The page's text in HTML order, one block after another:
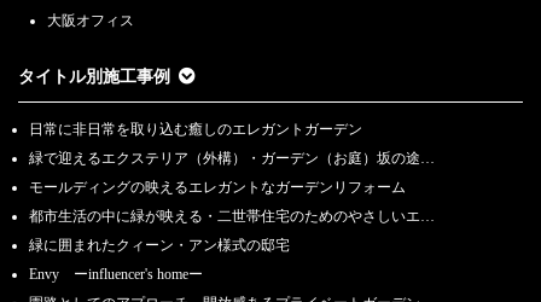
大阪オフィス
タイトル別施工事例
日常に非日常を取り込む癒しのエレガントガーデン
緑で迎えるエクステリア（外構）・ガーデン（お庭）坂の途…
モールディングの映えるエレガントなガーデンリフォーム
都市生活の中に緑が映える・二世帯住宅のためのやさしいエ…
緑に囲まれたクィーン・アン様式の邸宅
Envy ーinfluencer's homeー